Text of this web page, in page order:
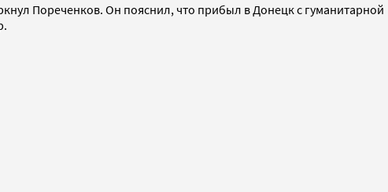
Пореченков. Он пояснил, что прибыл в Донецк с гуманитарной